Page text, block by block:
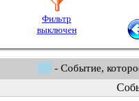
Фильтр
выключен
- Событие,